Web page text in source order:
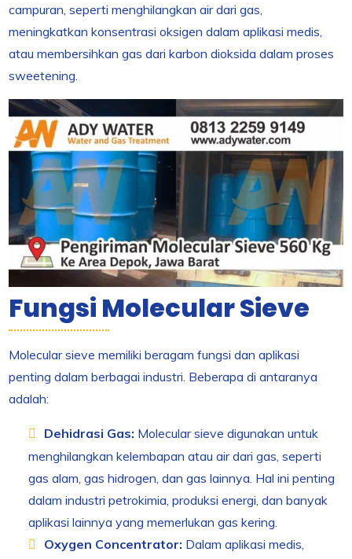
campuran, seperti menghilangkan air dari gas,
meningkatkan konsentrasi oksigen dalam aplikasi medis,
atau membersihkan gas dari karbon dioksida dalam proses
sweetening.
Fungsi Molecular Sieve
Molecular sieve memiliki beragam fungsi dan aplikasi
penting dalam berbagai industri. Beberapa di antaranya
adalah:
Dehidrasi Gas: Molecular sieve digunakan untuk
menghilangkan kelembapan atau air dari gas, seperti
gas alam, gas hidrogen, dan gas lainnya. Hal ini penting
dalam industri petrokimia, produksi energi, dan banyak
aplikasi lainnya yang memerlukan gas kering.
Oxygen Concentrator: Dalam aplikasi medis,